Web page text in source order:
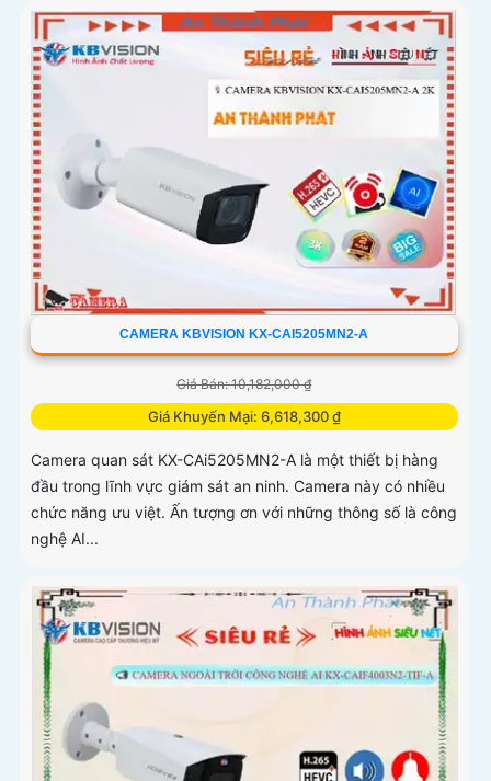
CAMERA KBVISION KX-CAI5205MN2-A
Giá Bán: 10,182,000 ₫
Giá Khuyến Mại: 6,618,300 ₫
Camera quan sát KX-CAi5205MN2-A là một thiết bị hàng
đầu trong lĩnh vực giám sát an ninh. Camera này có nhiều
chức năng ưu việt. Ấn tượng ơn với những thông số là công
nghệ AI...